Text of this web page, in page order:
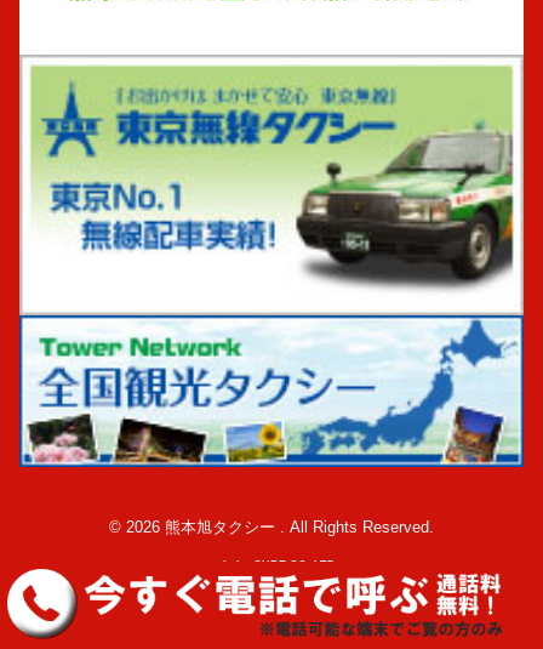
© 2026 熊本旭タクシー . All Rights Reserved.
made by CUBE CO.,LTD.